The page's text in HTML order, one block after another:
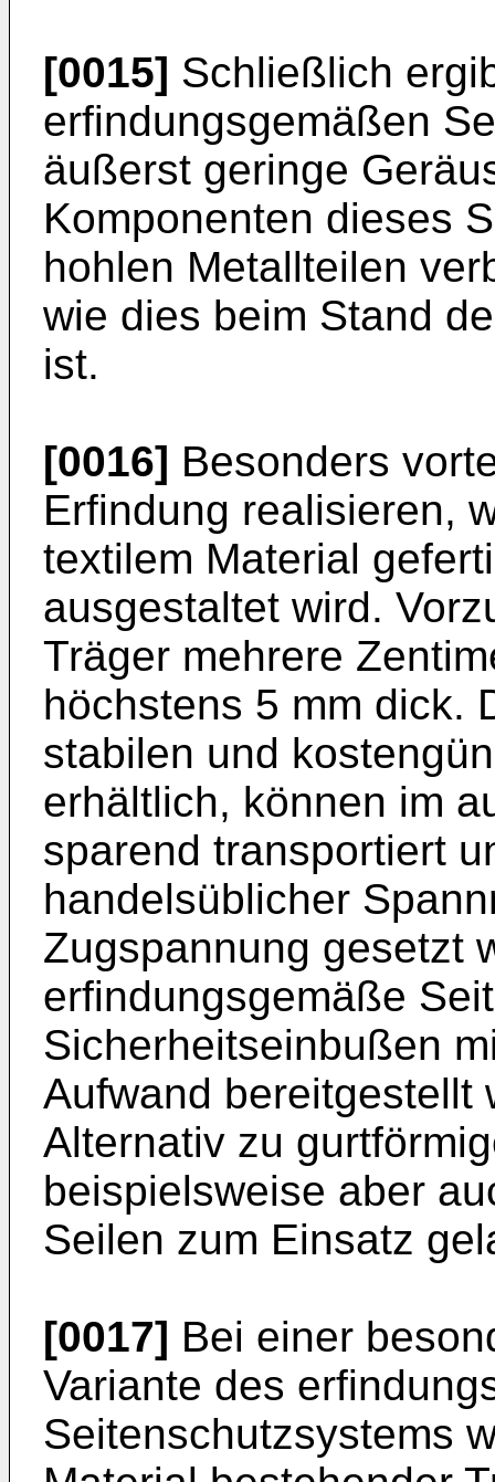
[0015] Schließlich
erfindungsgemäßen
äußerst geringe
Komponenten dieses
hohlen Metallteilen
wie dies beim Stand
ist.
[0016] Besonders
Erfindung realisieren,
textilem Material
ausgestaltet wird.
Träger mehrere
höchstens 5 mm dick.
stabilen und
erhältlich, können im
sparend transportiert
handelsüblicher
Zugspannung gesetzt
erfindungsgemäße
Sicherheitseinbußen
Aufwand bereitgestellt
Alternativ zu
beispielsweise aber
Seilen zum Einsatz
[0017] Bei einer
Variante des
Seitenschutzsystems